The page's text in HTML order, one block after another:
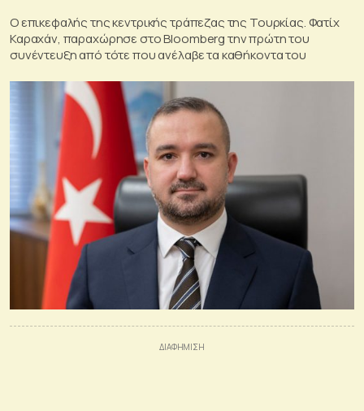
Ο επικεφαλής της κεντρικής τράπεζας της Τουρκίας. Φατίχ
Καραχάν, παραχώρησε στο Bloomberg την πρώτη του
συνέντευξη από τότε που ανέλαβε τα καθήκοντα του